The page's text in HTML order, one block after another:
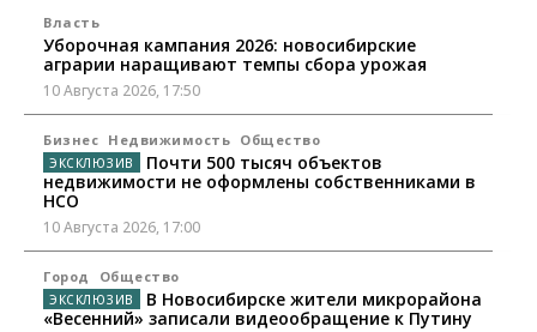
Власть
Уборочная кампания 2026: новосибирские
аграрии наращивают темпы сбора урожая
10 Августа 2026, 17:50
Бизнес Недвижимость Общество
Почти 500 тысяч объектов
недвижимости не оформлены собственниками в
НСО
10 Августа 2026, 17:00
Город Общество
В Новосибирске жители микрорайона
«Весенний» записали видеообращение к Путину